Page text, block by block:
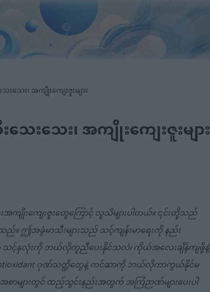
ေး၊ အကျိုးကျေးဇူးများ
းသေး၊ အကျိုးကျေးဇူးများ
ကျိုးကျေးဇူးတွေကြောင့် လူသိများပါတယ်။ ၎င်းတို့သည်
ါသည်။ ဤအခွံမာသီးများသည် သင့်ကျန်းမာရေးကို နည်း
က သင့်နှလုံးကို ဘယ်လိုကူညီပေးနိုင်သလဲ၊ ကိုယ်အလေးချိန်ကျဖို့နဲ့
ဂုဏ်သတ္တိတွေနဲ့ ကင်ဆာကို ဘယ်လိုကာကွယ်နိုင်မ
ာများတွင် ထည့်သွင်းနည်းအတွက် အကြံဉာဏ်များပေးပါ